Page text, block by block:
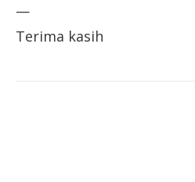
—
Terima kasih